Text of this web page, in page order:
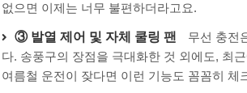
없으면 이제는 너무 불편하더라고요.
③ 발열 제어 및 자체 쿨링 팬
무선 충전
다. 송풍구의 장점을 극대화한 것 외에도, 최
여름철 운전이 잦다면 이런 기능도 꼼꼼히 체